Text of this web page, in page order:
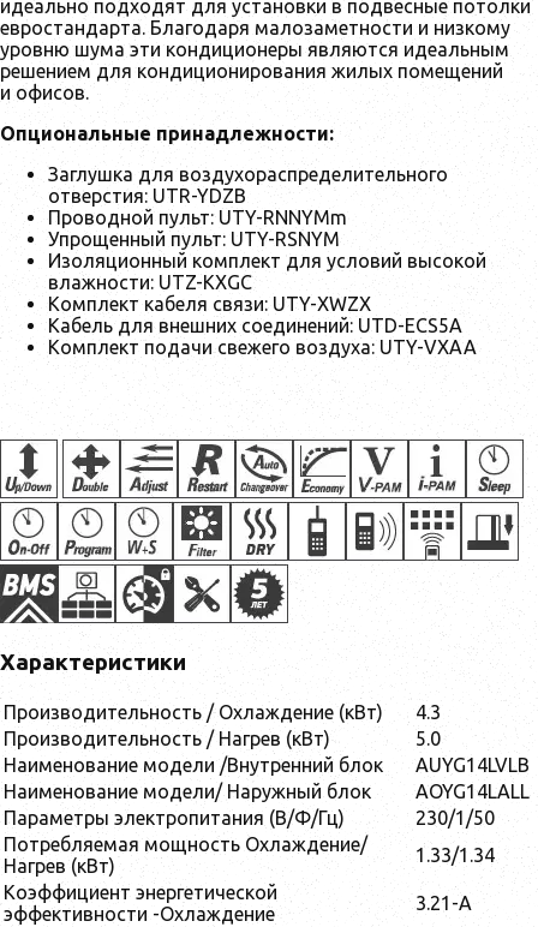
идеально подходят для установки в подвесные потолки
евростандарта. Благодаря малозаметности и низкому
уровню шума эти кондиционеры являются идеальным
решением для кондиционирования жилых помещений
и офисов.
Опциональные принадлежности:
Заглушка для воздухораспределительного
отверстия: UTR-YDZB
Проводной пульт: UTY-RNNYMm
Упрощенный пульт: UTY-RSNYM
Изоляционный комплект для условий высокой
влажности: UTZ-KXGC
Комплект кабеля связи: UTY-XWZX
Кабель для внешних соединений: UTD-ECS5A
Комплект подачи свежего воздуха: UTY-VXAA
Характеристики
Производительность / Охлаждение (кВт)
4.3
Производительность / Нагрев (кВт)
5.0
Наименование модели /Внутренний блок
AUYG14LVLB
Наименование модели/ Наружный блок
AOYG14LALL
Параметры электропитания (В/Ф/Гц)
230/1/50
Потребляемая мощность Охлаждение/
Нагрев (кВт)
1.33/1.34
Коэффициент энергетической
эффективности -Охлаждение
3.21-A